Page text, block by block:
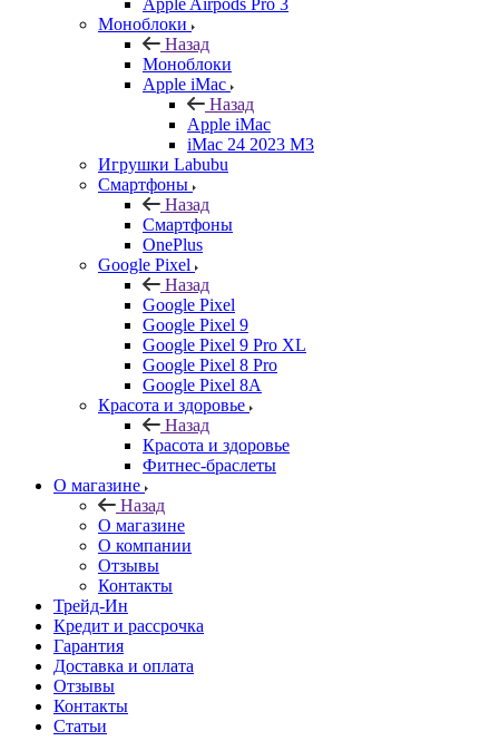
Apple Airpods Pro 3
Моноблоки
Назад
Моноблоки
Apple iMac
Назад
Apple iMac
iMac 24 2023 M3
Игрушки Labubu
Смартфоны
Назад
Смартфоны
OnePlus
Google Pixel
Назад
Google Pixel
Google Pixel 9
Google Pixel 9 Pro XL
Google Pixel 8 Pro
Google Pixel 8A
Красота и здоровье
Назад
Красота и здоровье
Фитнес-браслеты
О магазине
Назад
О магазине
О компании
Отзывы
Контакты
Трейд-Ин
Кредит и рассрочка
Гарантия
Доставка и оплата
Отзывы
Контакты
Статьи